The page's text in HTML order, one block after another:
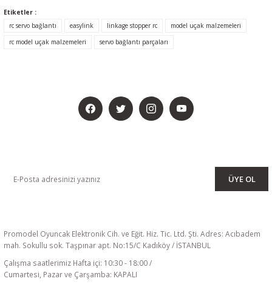
Etiketler :
rc servo bağlantı
easylink linkage stopper rc
model uçak malzemeleri
rc model uçak malzemeleri
servo bağlantı parçaları
ÜYE OL
Promodel Oyuncak Elektronik Cih. ve Eğit. Hiz. Tic. Ltd. Şti. Adres: Acıbadem
mah. Sokullu sok. Taşpınar apt. No:15/C Kadıköy / İSTANBUL
Çalışma saatlerimiz Hafta içi: 10:30 - 18:00 /
Cumartesi, Pazar ve Çarşamba: KAPALI